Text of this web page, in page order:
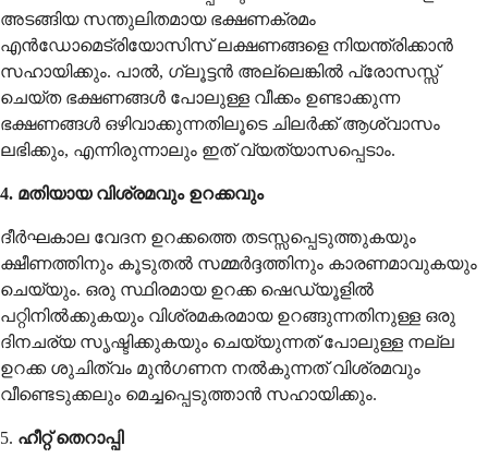
അടങ്ങിയ സന്തുലിതമായ ഭക്ഷണക്രമം
എൻഡോമെട്രിയോസിസ് ലക്ഷണങ്ങളെ നിയന്ത്രിക്കാൻ
സഹായിക്കും. പാൽ, ഗ്ലൂട്ടൻ അല്ലെങ്കിൽ പ്രോസസ്സ്
ചെയ്ത ഭക്ഷണങ്ങൾ പോലുള്ള വീക്കം ഉണ്ടാക്കുന്ന
ഭക്ഷണങ്ങൾ ഒഴിവാക്കുന്നതിലൂടെ ചിലർക്ക് ആശ്വാസം
ലഭിക്കും, എന്നിരുന്നാലും ഇത് വ്യത്യാസപ്പെടാം.
4. മതിയായ വിശ്രമവും ഉറക്കവും
ദീർഘകാല വേദന ഉറക്കത്തെ തടസ്സപ്പെടുത്തുകയും
ക്ഷീണത്തിനും കൂടുതൽ സമ്മർദ്ദത്തിനും കാരണമാവുകയും
ചെയ്യും. ഒരു സ്ഥിരമായ ഉറക്ക ഷെഡ്യൂളിൽ
പറ്റിനിൽക്കുകയും വിശ്രമകരമായ ഉറങ്ങുന്നതിനുള്ള ഒരു
ദിനചര്യ സൃഷ്ടിക്കുകയും ചെയ്യുന്നത് പോലുള്ള നല്ല
ഉറക്ക ശുചിത്വം മുൻഗണന നൽകുന്നത് വിശ്രമവും
വീണ്ടെടുക്കലും മെച്ചപ്പെടുത്താൻ സഹായിക്കും.
5. ഹീറ്റ് തെറാപ്പി